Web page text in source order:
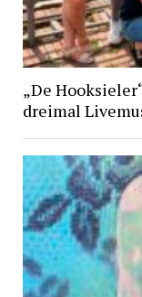
„De
dreimal